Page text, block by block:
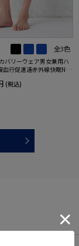
全3色
カバリーウェア男女兼用ハ
血行促進遠赤外線快眠NA
機器】SS～LLサイズ
(税込)